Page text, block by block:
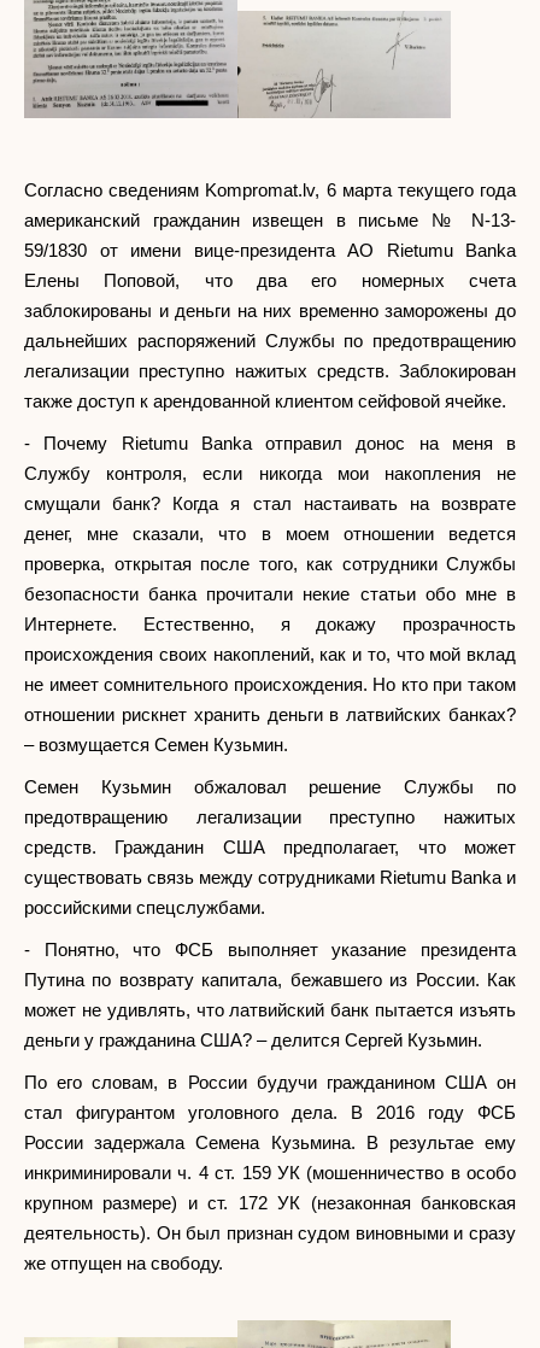
Согласно сведениям Kompromat.lv, 6 марта текущего года
американский гражданин извещен в письме № N-13-
59/1830 от имени вице-президента АО Rietumu Banka
Елены Поповой, что два его номерных счета
заблокированы и деньги на них временно заморожены до
дальнейших распоряжений Службы по предотвращению
легализации преступно нажитых средств. Заблокирован
также доступ к арендованной клиентом сейфовой ячейке.
- Почему Rietumu Banka отправил донос на меня в
Службу контроля, если никогда мои накопления не
смущали банк? Когда я стал настаивать на возврате
денег, мне сказали, что в моем отношении ведется
проверка, открытая после того, как сотрудники Службы
безопасности банка прочитали некие статьи обо мне в
Интернете. Естественно, я докажу прозрачность
происхождения своих накоплений, как и то, что мой вклад
не имеет сомнительного происхождения. Но кто при таком
отношении рискнет хранить деньги в латвийских банках?
– возмущается Семен Кузьмин.
Семен Кузьмин обжаловал решение Службы по
предотвращению легализации преступно нажитых
средств. Гражданин США предполагает, что может
существовать связь между сотрудниками Rietumu Banka и
российскими спецслужбами.
- Понятно, что ФСБ выполняет указание президента
Путина по возврату капитала, бежавшего из России. Как
может не удивлять, что латвийский банк пытается изъять
деньги у гражданина США? – делится Сергей Кузьмин.
По его словам, в России будучи гражданином США он
стал фигурантом уголовного дела. В 2016 году ФСБ
России задержала Семена Кузьмина. В результае ему
инкриминировали ч. 4 ст. 159 УК (мошенничество в особо
крупном размере) и ст. 172 УК (незаконная банковская
деятельность). Он был признан судом виновными и сразу
же отпущен на свободу.